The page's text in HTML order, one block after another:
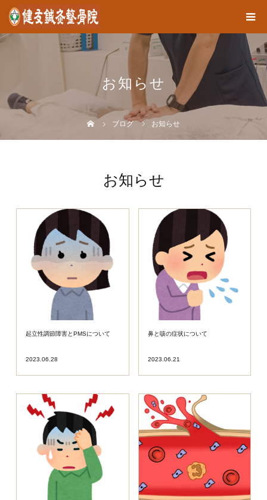
お知らせ
ブログ お知らせ
お知らせ
起立性調節障害とPMSについて
2023.06.28
鼻と咳の症状について
2023.06.21